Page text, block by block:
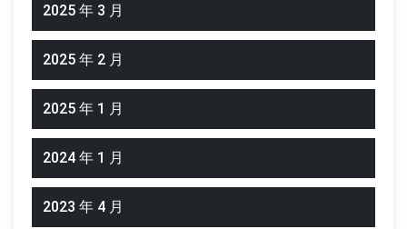
2025 年 3 月
2025 年 2 月
2025 年 1 月
2024 年 1 月
2023 年 4 月